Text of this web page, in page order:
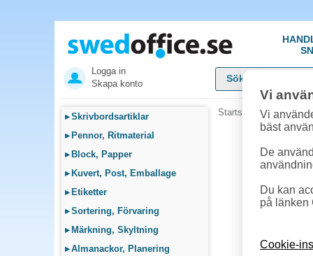
Logga in
Skapa konto
▸Skrivbordsartiklar
▸ Pennor, Ritmaterial
▸ Block, Papper
▸ Kuvert, Post, Emballage
▸ Etiketter
▸Sortering, Förvaring
▸ Märkning, Skyltning
▸Almanackor, Planering
Startsida »
Vi
Vi
bäst
De
Du kan
på länken
Cookie-